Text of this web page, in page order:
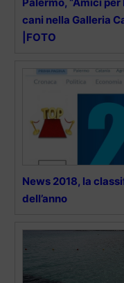
cani nella Galleria
|FOTO
News 2018, la
dell’anno